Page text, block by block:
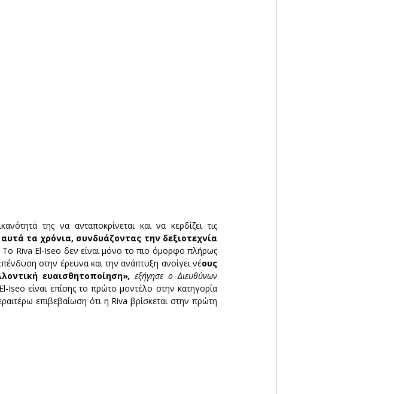
της να ανταποκρίνεται και να κερδίζει τις
τα χρόνια, συνδυάζοντας την δεξιοτεχνία
Το Riva El-Iseo δεν είναι μόνο το πιο όμορφο πλήρως
στην έρευνα και την ανάπτυξη ανοίγει νέους
ευαισθητοποίηση», εξήγησε ο Διευθύνων
Iseo είναι επίσης το πρώτο μοντέλο στην κατηγορία
επιβεβαίωση ότι η Riva βρίσκεται στην πρώτη